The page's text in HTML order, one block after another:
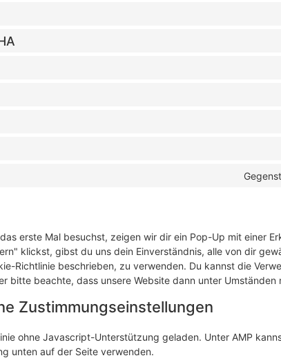
erste Mal besuchst, zeigen wir dir ein Pop-Up mit einer
klickst, gibst du uns dein Einverständnis, alle von dir
Richtlinie beschrieben, zu verwenden. Du kannst die
bitte beachte, dass unsere Website dann unter
Zustimmungseinstellungen
ohne Javascript-Unterstützung geladen. Unter AMP
unten auf der Seite verwenden.